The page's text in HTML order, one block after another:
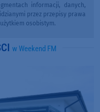
informacji, danych,
przez przepisy prawa
osobistym.
w Weekend FM